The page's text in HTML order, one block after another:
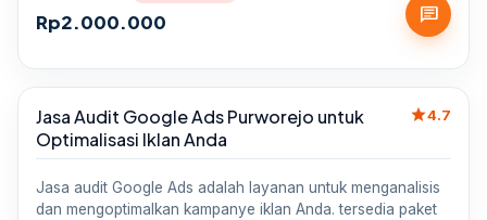
Rp2.000.000 chat
Sale
Jasa Audit Google Ads Purworejo untuk
Optimalisasi Iklan Anda
star4.7
Jasa audit Google Ads adalah layanan untuk menganalisis
dan mengoptimalkan kampanye iklan Anda. tersedia paket